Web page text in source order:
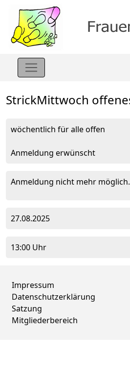
StrickMittwoch
wöchentlich für alle offen
Anmeldung erwünscht
Anmeldung nicht mehr möglich.
27.08.2025
13:00 Uhr
Impressum
Datenschutzerklärung
Satzung
Mitgliederbereich